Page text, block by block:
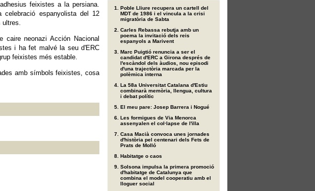
feixistes a la persiana.
espanyolista del 12
ultres.
caire neonazi Acción Nacional
i ha fet malvé la seu d'ERC
feixistes més estable.
amb símbols feixistes, cosa
Poble Lliure recupera un cartell del
MDT de 1986 i el vincula a la crisi
migratòria de Sabta
Carles Rebassa rebutja amb un
poema la invitació dels reis
espanyols a Marivent
Marc Puigtió renuncia a ser el
candidat d'ERC a Girona després de
l'escàndol dels àudios, nou episodi
d'una trajectòria marcada per la
polèmica interna
La 58a Universitat Catalana d'Estiu
combinarà memòria, llengua, cultura
i debat polític
El meu pare: Josep Barrera i Nogué
Les formigues de Via Menorca
assenyalen el col·lapse de l'illa
Casa Macià convoca unes jornades
d'història pel centenari dels Fets de
Prats de Molló
Habitatge o caos
Solsona impulsa la primera promoció
d'habitatge de Catalunya que
combina el model cooperatiu amb el
lloguer social